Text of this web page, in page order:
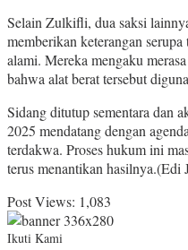
Selain Zulkifli, dua saksi
memberikan keterangan
alami. Mereka mengaku
bahwa alat berat tersebut
Sidang ditutup sementara dan
2025 mendatang dengan
terdakwa. Proses hukum ini
terus menantikan hasilnya.(Edi
Post Views: 1,083
Ikuti Kami